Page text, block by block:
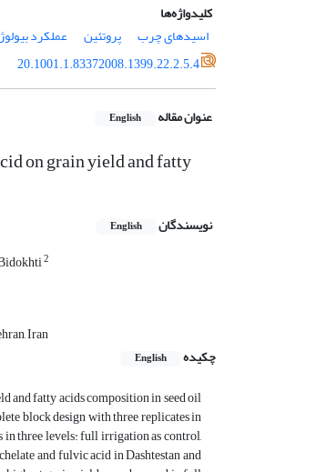
کلیدواژه‌ها
اسیدهای چرب
پروتئین عملکرد
20.1001.1.83372008.1399.22.2.5.4
عنوان مقاله English
on grain yield and fatty
نویسندگان English
2
Iran
چکیده
English
and fatty acids composition in seed oil
block design with three replicates in
in three levels: full irrigation as control,
and fulvic acid in Dashtestan and